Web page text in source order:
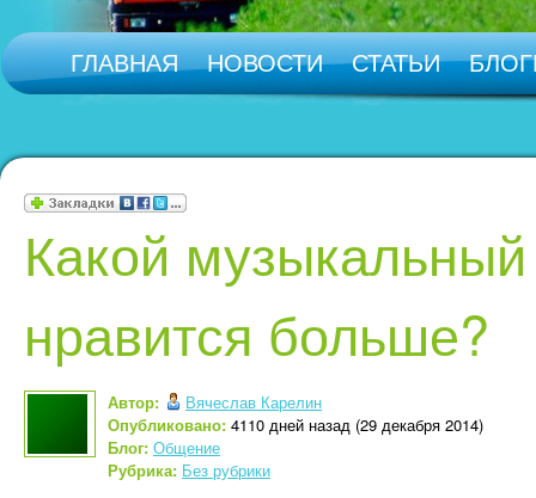
ГЛАВНАЯ НОВОСТИ СТАТЬИ
Какой
нравится больше?
Автор:
Вячеслав Карелин
Опубликовано: 4110 дней назад (29 декабря 2014)
Блог: Общение
Рубрика: Без рубрики